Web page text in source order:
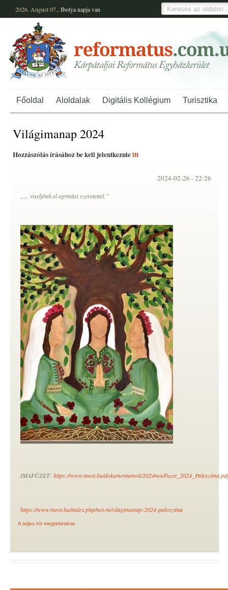
2026. August 07., Ibolyanapja van
Főoldal Aloldalak Digitális Kollégium Turisztika
Világimanap 2024
Hozzászólás írásához be kell jelentkeznieitt
2024-02-26 -22:26
„... viseljétek el egymást szeretettel.”
IMAFÜZET: https://www.meot.hu/dokumentumok/2024noi/
https://www.meot.hu/index.php/noi-m/vilagimanap-2024-palesztina
A teljes hír megtekintése